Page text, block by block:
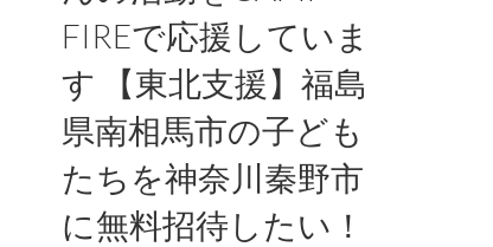
FIREで応援していま
す 【東北支援】福島
県南相馬市の子ども
たちを神奈川秦野市
に無料招待したい！